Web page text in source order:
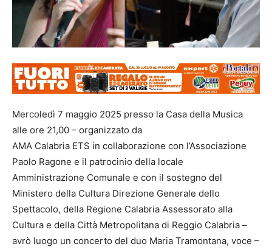
Mercoledì 7 maggio 2025 presso la Casa della Musica
alle ore 21,00 – organizzato da
AMA Calabria ETS in collaborazione con l’Associazione
Paolo Ragone e il patrocinio della locale
Amministrazione Comunale e con il sostegno del
Ministero della Cultura Direzione Generale dello
Spettacolo, della Regione Calabria Assessorato alla
Cultura e della Città Metropolitana di Reggio Calabria –
avrò luogo un concerto del duo Maria Tramontana, voce –